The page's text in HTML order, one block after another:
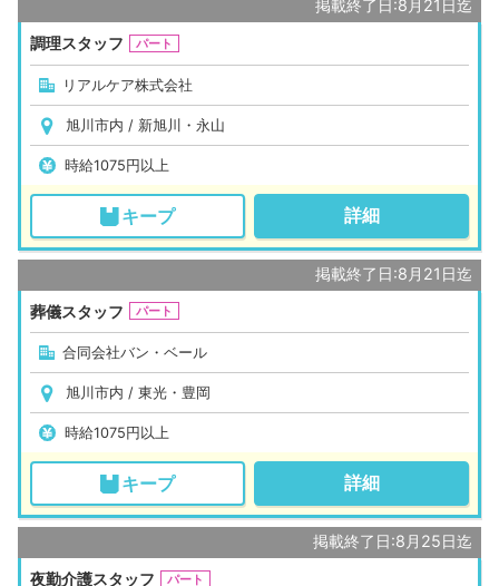
掲載終了日:8月21日迄
調理スタッフ
パート
リアルケア株式会社
旭川市内 / 新旭川・永山
時給1075円以上
キープ 詳細
掲載終了日:8月21日迄
葬儀スタッフ
パート
合同会社バン・ベール
旭川市内 / 東光・豊岡
時給1075円以上
キープ 詳細
掲載終了日:8月25日迄
夜勤介護スタッフ
パート